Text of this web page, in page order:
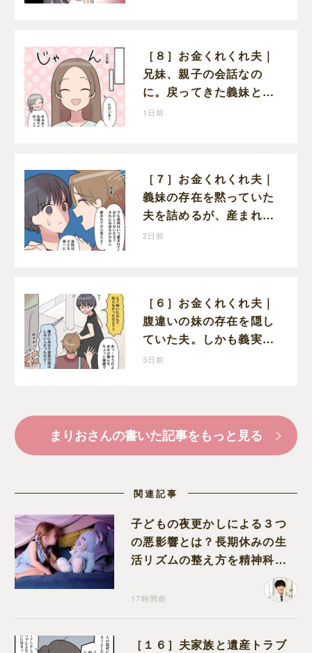
［８］お金くれくれ夫｜
兄妹、親子の会話なの
に。戻ってきた義妹と夫
や義母の様子になんだか
1日前
［７］お金くれくれ夫｜
義妹の存在を黙っていた
夫を詰めるが、産まれる
子どものことを第一に考
2日前
［６］お金くれくれ夫｜
腹違いの妹の存在を隠し
ていた夫。しかも義実家
で一緒に暮らすことにな
3日前
まりおさんの書いた記事をもっと見る
関連記事
子どもの夜更かしによる３つ
の悪影響とは？長期休みの生
活リズムの整え方を精神科医
17時間前
［１６］夫家族と遺産トラブ